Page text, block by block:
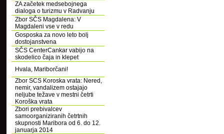
ZA začetek medsebojnega
dialoga o turizmu v Radvanju
Zbor SČS Magdalena: V
Magdaleni vse v redu
Gosposka za novo leto bolj
dostojanstvena
SČS CenterCankar vabijo na
skodelico čaja in klepet
Hvala, Mariborčani!
Zbor SCS Koroska vrata: Nered,
nemir, vandalizem ostajajo
neljube težave v mestni četrti
Koroška vrata
Zbori prebivalcev
samoorganiziranih četrtnih
skupnosti Maribora od 6. do 12.
januarja 2014